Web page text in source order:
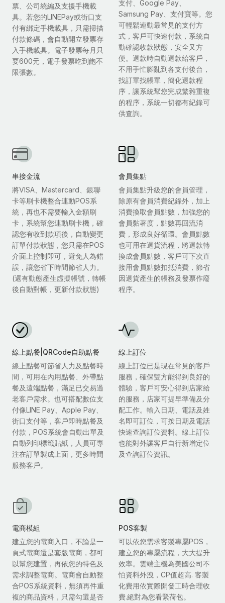
票、公司統編及支援手機載
具。若您的LINEPay或街口支
付有綁定手機載具，只需掃描
付款條碼，會自動開立發票存
入手機載具。電子發票每月只
要600元，電子發票吃到飽不
限張數。
支付、Google Pay、
Samsung Pay、支付寶等。您
可輕鬆連動最常見的支付方
式，客戶可快速付款，系統自
動確認收款狀態，安全又方
便。退款時自動退款給客戶，
不用手忙腳亂到各支付後台，
找訂單找帳單，簡化退款程
序，讓系統幫您完成繁雜重複
的程序，系統一切都有紀錄可
供查詢。
串接金流
將VISA、Mastercard、銀聯
卡等刷卡機整合連動POS系
統，再也不需要輸入金額刷
卡，系統幫您連動刷卡機，確
認您有收到款項後，自動變更
訂單付款狀態，您只需在POS
介面上控制即可，避免人為錯
誤，讓您省下時間節省人力。
(還有動態產生虛擬帳號，轉帳
後自動對帳，更新付款狀態)
會員集點
會員集點升級您的會員管理，
除原有會員消費紀錄外，加上
消費換取會員點數，加強您的
會員黏著度，點數再回流消
費，形成良好循環。會員點數
也可用在退貨流程，將退款轉
換成會員點數，客戶可下次直
接用會員點數扣抵消費，節省
因退貨產生的帳務及發票作廢
程序。
線上點餐|QRCode自助點餐
線上點餐可節省人力及點餐時
間，可用在內用點餐、外帶點
餐及遠端點餐，滿足已交易過
老客戶需求。也可搭配數位支
付像LINE Pay、Apple Pay、
街口支付等，客戶即時點餐及
付款，POS系統會自動出單及
自動列印標籤貼紙，人員可專
注在訂單製成上面，更多時間
服務客戶。
線上訂位
線上訂位已是現在常見的客戶
服務，確保雙方能得到良好的
體驗，客戶可安心得到店家給
的服務，店家可提早準備及分
配工作。輸入日期、電話及姓
名即可訂位，可按日期及電話
快速查詢訂位資料。線上訂位
也能對外讓客戶自行新增定位
及查詢訂位資訊。
電商模組
建立您的電商入口，不論是一
頁式電商還是套版電商，都可
以幫您建置，再依您的特色及
需求調整電商。電商會自動整
合POS系統資料，無須再件重
複的商品資料，只需勾選是否
POS客製
可以依您需求客製專屬POS，
建立您的專屬流程，大大提升
效率。雲端主機為美國公司不
怕資料外洩，CP值超高. 客製
化費用依實際開發工時合理收
費.絕對為您看緊荷包。